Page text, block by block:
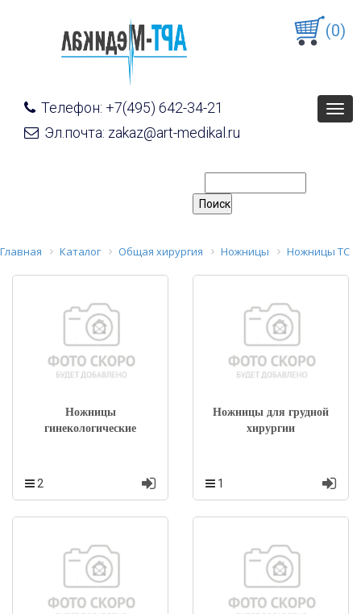
Телефон: +7(495) 642-34-21
Эл.почта: zakaz@art-medikal.ru
(0)
Главная Каталог Общая хирургия Ножницы Ножницы ТС
Ножницы
гинекологические
2
Ножницы для грудной
хирургии
1